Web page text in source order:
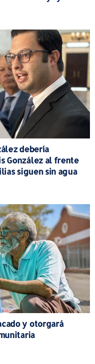
debería
González al frente
siguen sin agua
y otorgará